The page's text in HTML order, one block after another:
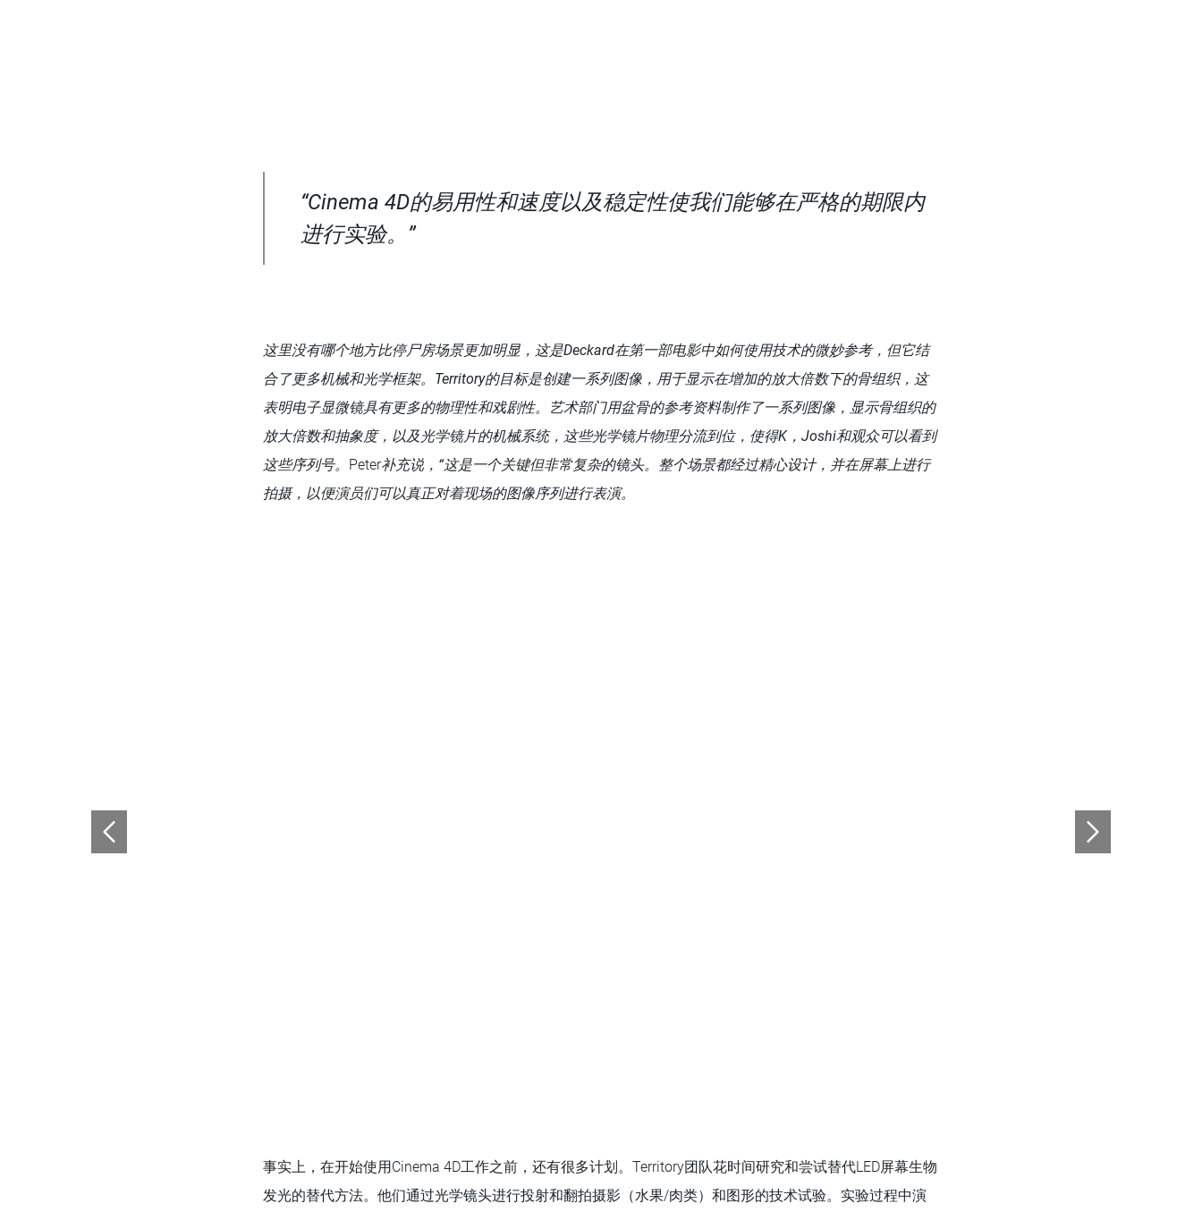
“Cinema 4D的易用性和速度以及稳定性使我们能够在严格的期限内
进行实验。”
这里没有哪个地方比停尸房场景更加明显，这是Deckard在第一部电影中如何使用技术的微妙参考，但它结
合了更多机械和光学框架。Territory的目标是创建一系列图像，用于显示在增加的放大倍数下的骨组织，这
表明电子显微镜具有更多的物理性和戏剧性。艺术部门用盆骨的参考资料制作了一系列图像，显示骨组织的
放大倍数和抽象度，以及光学镜片的机械系统，这些光学镜片物理分流到位，使得K，Joshi和观众可以看到
这些序列号。 Peter补充说，“这是一个关键但非常复杂的镜头。整个场景都经过精心设计，并在屏幕上进行
拍摄，以便演员们可以真正对着现场的图像序列进行表演。
事实上，在开始使用Cinema 4D工作之前，还有很多计划。Territory团队花时间研究和尝试替代LED屏幕生物
发光的替代方法。他们通过光学镜头进行投射和翻拍摄影（水果/肉类）和图形的技术试验。实验过程中演